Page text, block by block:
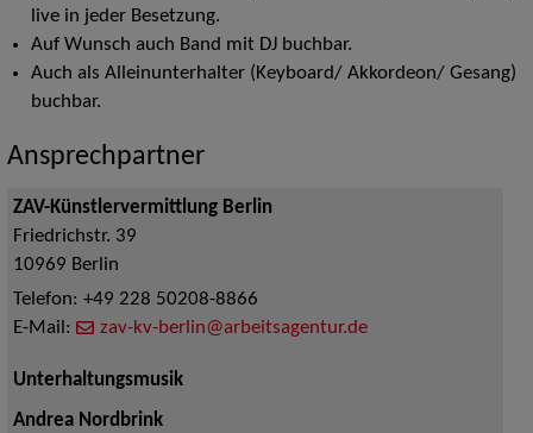
live in jeder Besetzung.
Auf Wunsch auch Band mit DJ buchbar.
Auch als Alleinunterhalter (Keyboard/ Akkordeon/ Gesang)
buchbar.
Ansprechpartner
ZAV-Künstlervermittlung Berlin
Friedrichstr. 39
10969 Berlin
Telefon: +49 228 50208-8866
E-Mail:
zav-kv-berlin@arbeitsagentur.de
Unterhaltungsmusik
Andrea Nordbrink